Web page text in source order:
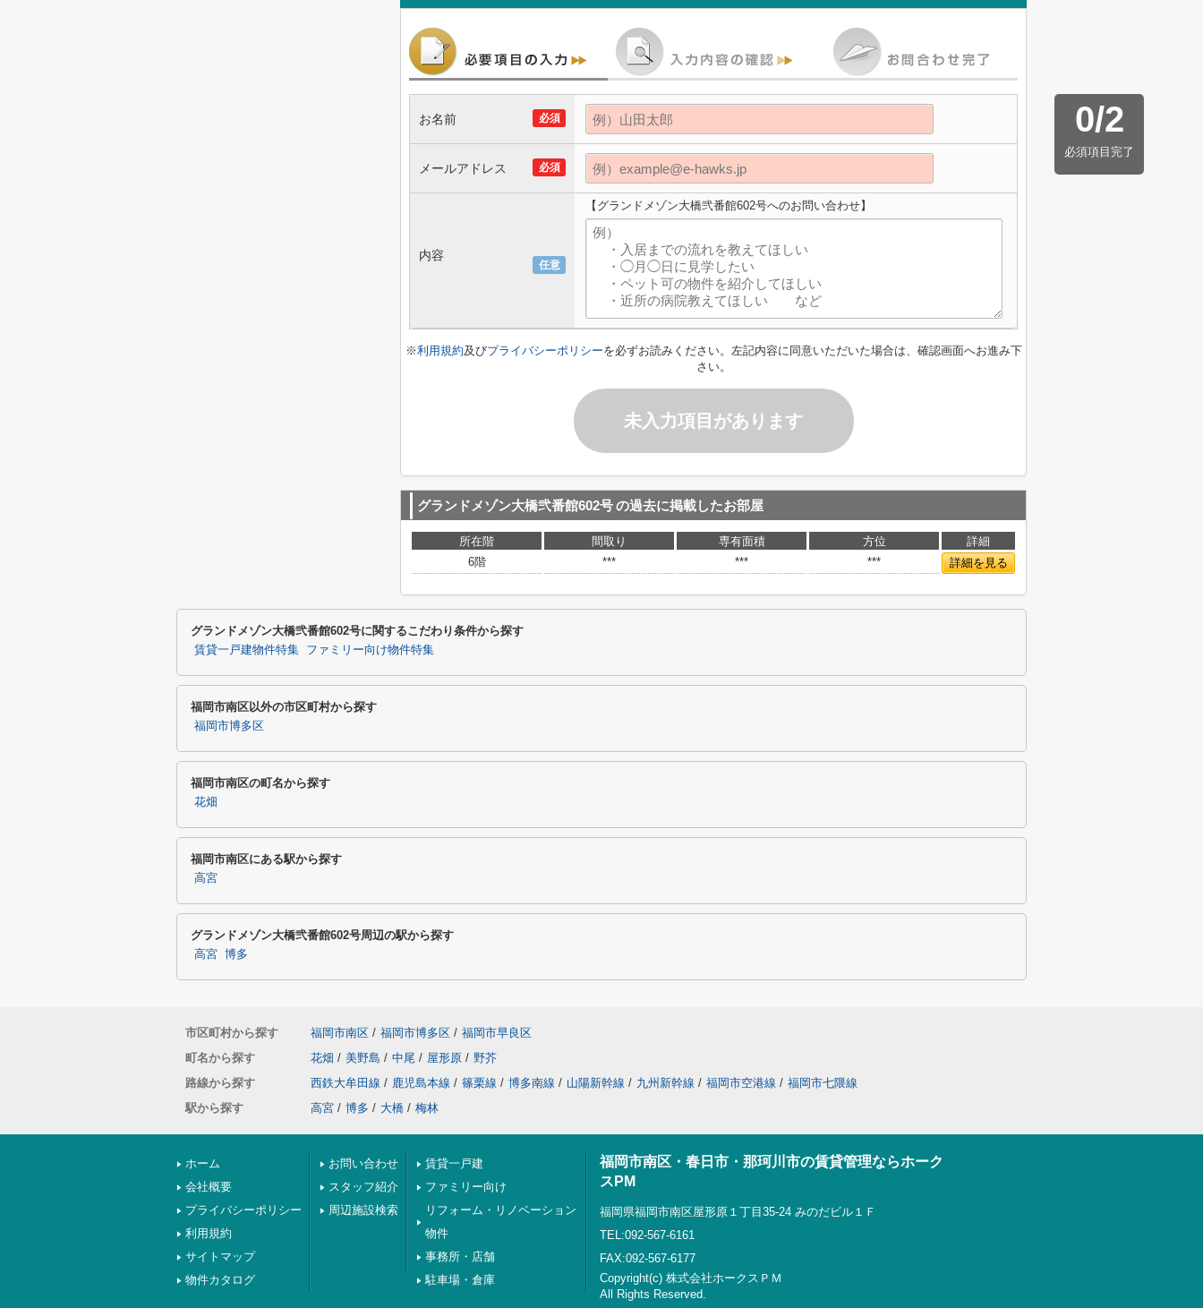
0/2
必須項目完了
必須
お名前
必須
メールアドレス
任意
内容
【グランドメゾン大橋弐番館602号へのお問い合わせ】
※利用規約及びプライバシーポリシーを必ずお読みください。左記内容に同意いただいた場合は、確認画面へお進み下
さい。
未入力項目があります
グランドメゾン大橋弐番館602号の過去に掲載したお部屋
所在階 間取り 専有面積 方位
詳細
6階
*** *** *** 詳細を見る
グランドメゾン大橋弐番館602号に関するこだわり条件から探す
賃貸一戸建物件特集 ファミリー向け物件特集
福岡市南区以外の市区町村から探す
福岡市博多区
福岡市南区の町名から探す
花畑
福岡市南区にある駅から探す
高宮
グランドメゾン大橋弐番館602号周辺の駅から探す
高宮 博多
市区町村から探す 福岡市南区 / 福岡市博多区 / 福岡市早良区
町名から探す
花畑 / 美野島 / 中尾 / 屋形原 / 野芥
路線から探す
西鉄大牟田線 / 鹿児島本線 / 篠栗線 / 博多南線 / 山陽新幹線 / 九州新幹線 / 福岡市空港線 / 福岡市七隈線
駅から探す
高宮 / 博多 / 大橋 / 梅林
ホーム
会社概要
プライバシーポリシー
利用規約
サイトマップ
物件カタログ
お問い合わせ
スタッフ紹介
周辺施設検索
賃貸一戸建
ファミリー向け
リフォーム・リノベーション
物件
事務所・店舗
駐車場・倉庫
福岡市南区・春日市・那珂川市の賃貸管理ならホーク
スPM
福岡県福岡市南区屋形原１丁目35-24 みのだビル１Ｆ
TEL:092-567-6161
FAX:092-567-6177
Copyright(c) 株式会社ホークスＰＭ
All Rights Reserved.